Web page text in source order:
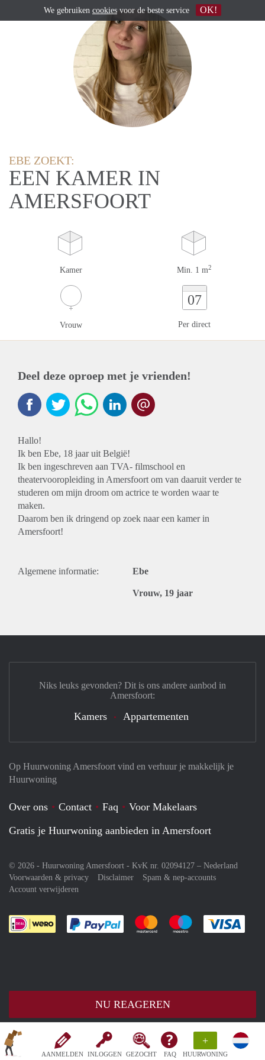
AANMELDEN INLOGGEN GEZOCHT FAQ
+
HUURWONING
EBE ZOEKT:
EEN KAMER IN
AMERSFOORT
Kamer Min. 1 m2
Vrouw
07
Per direct
Deel deze oproep met je vrienden!
Hallo!
Ik ben Ebe, 18 jaar uit België!
Ik ben ingeschreven aan TVA- filmschool en
theatervooropleiding in Amersfoort om van daaruit verder te
studeren om mijn droom om actrice te worden waar te
maken.
Daarom ben ik dringend op zoek naar een kamer in
Amersfoort!
Algemene informatie: Ebe
Vrouw, 19 jaar
NU REAGEREN
Op Huurwoning Amersfoort vind en verhuur je makkelijk je
Huurwoning
Over ons Contact Faq
Voor Makelaars
Gratis je Huurwoning aanbieden in Amersfoort
© 2026 - Huurwoning Amersfoort - KvK nr. 02094127 – Nederland
Voorwaarden & privacy
Disclaimer
Spam & nep-accounts
Account verwijderen
Je rekent gemakkelijk af met Paypal
Je rekent gemakkelijk af met
Je rekent
Niks leuks gevonden? Dit is ons andere aanbod in
Amersfoort:
Kamers Appartementen
We gebruiken cookies voor de beste service OK!